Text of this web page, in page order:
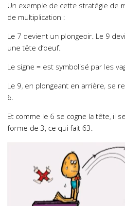
Un exemple de cette stratégie de
de multiplication :
Le 7 devient un plongeoir. Le 9
une tête d’oeuf.
Le signe = est symbolisé par les
Le 9, en plongeant en arrière, se
6.
Et comme le 6 se cogne la tête, il
forme de 3, ce qui fait 63.